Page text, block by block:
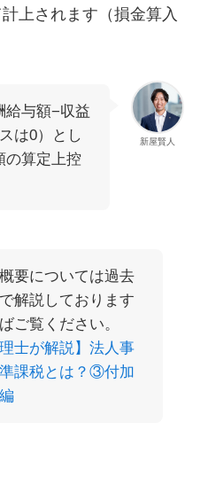
上されます（損金算入
新屋賢人
給与額−収益
は0）とし
の算定上控
要については過去
解説しております
ご覧ください。
士が解説】法人事
課税とは？③付加